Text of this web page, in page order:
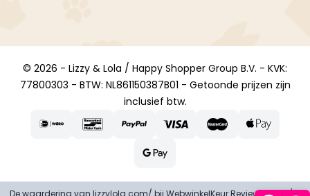
© 2026 - Lizzy & Lola / Happy Shopper Group B.V. - KVK:
77800303 - BTW: NL861150387B01 - Getoonde prijzen zijn
inclusief btw.